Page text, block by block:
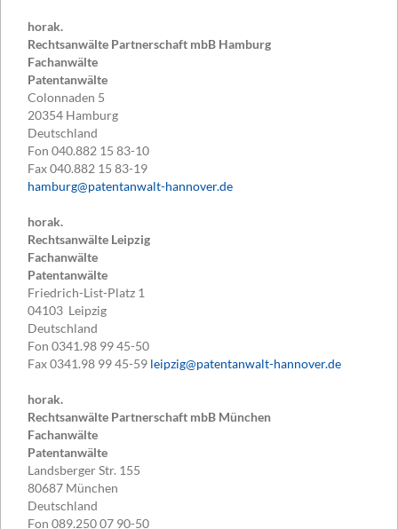
horak.
Rechtsanwälte Partnerschaft mbB Hamburg
Fachanwälte
Patentanwälte
Colonnaden 5
20354 Hamburg
Deutschland
Fon 040.882 15 83-10
Fax040.882 15 83-19
hamburg@patentanwalt-hannover.de
horak.
Rechtsanwälte Leipzig
Fachanwälte
Patentanwälte
Friedrich-List-Platz 1
04103 Leipzig
Deutschland
Fon 0341.98 99 45-50
Fax0341.98 99 45-59 leipzig@patentanwalt-hannover.de
horak.
Rechtsanwälte Partnerschaft mbB München
Fachanwälte
Patentanwälte
Landsberger Str. 155
80687 München
Deutschland
Fon 089.250 07 90-50